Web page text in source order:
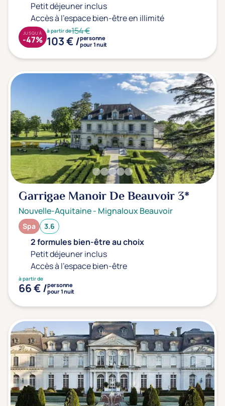
Petit déjeuner inclus
Accès à l'espace bien-être en illimité
à partir de154 €
103 € /personne
pour 1 nuit
JUSQU'À
-47%
Garrigae Manoir De Beauvoir3*
Nouvelle-Aquitaine- Mignaloux Beauvoir
Spa 3.6
2 formules bien-être au choix
Petit déjeuner inclus
Accès à l'espace bien-être
à partir de
66 € /personne
pour 1 nuit